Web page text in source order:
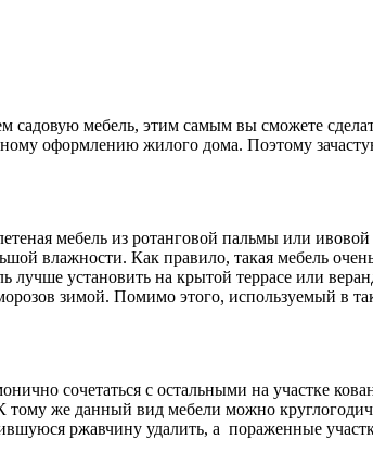
садовую мебель, этим самым вы сможете
оформлению жилого дома. Поэтому
мебель из ротанговой пальмы или
влажности. Как правило, такая мебель
установить на крытой террасе или
зимой. Помимо этого, используемый в
сочетаться с остальными на участке
же данный вид мебели можно
ржавчину удалить, а пораженные